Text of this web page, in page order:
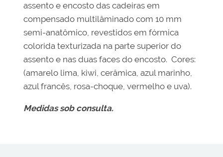
assento e encosto das cadeiras em
compensado multilâminado com 10 mm
semi-anatômico, revestidos em fórmica
colorida texturizada na parte superior do
assento e nas duas faces do encosto. Cores:
(amarelo lima, kiwi, cerâmica, azul marinho,
azul francês, rosa-choque, vermelho e uva).
Medidas sob consulta.